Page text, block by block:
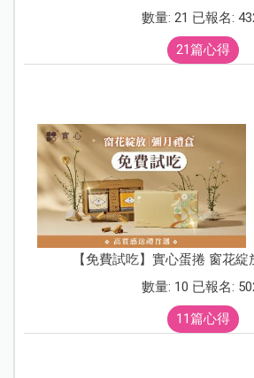
數量: 21 已報名:
21篇心得
【免費試吃】實心蛋捲 窗花
數量: 10 已報名:
11篇心得